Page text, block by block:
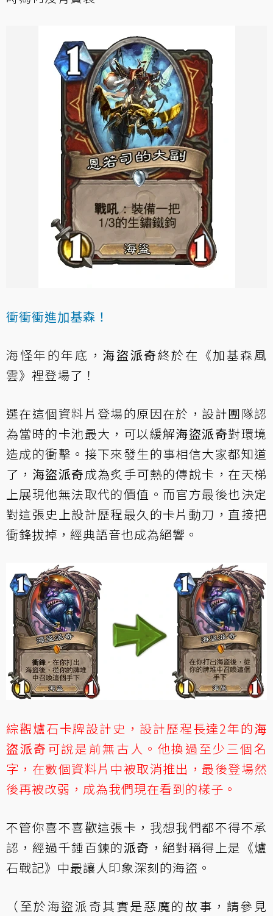
衝衝衝進加基森！
海怪年的年底， 海盜派奇終於在《加基森風
雲》裡登場了！
選在這個資料片登場的原因在於，設計團隊認
為當時的卡池最大，可以緩解海盜派奇對環境
造成的衝擊。接下來發生的事相信大家都知道
了， 海盜派奇成為炙手可熱的傳說卡，在天梯
上展現他無法取代的價值。而官方最後也決定
對這張史上設計歷程最久的卡片動刀，直接把
衝鋒拔掉，經典語音也成為絕響。
綜觀爐石卡牌設計史，設計歷程長達2年的海
盜派奇可說是前無古人。他換過至少三個名
字，在數個資料片中被取消推出，最後登場然
後再被改弱，成為我們現在看到的樣子。
不管你喜不喜歡這張卡，我想我們都不得不承
認，經過千錘百鍊的派奇 ，絕對稱得上是《爐
石戰記》中最讓人印象深刻的海盜。
（至於海盜派奇其實是惡魔的故事，請參見